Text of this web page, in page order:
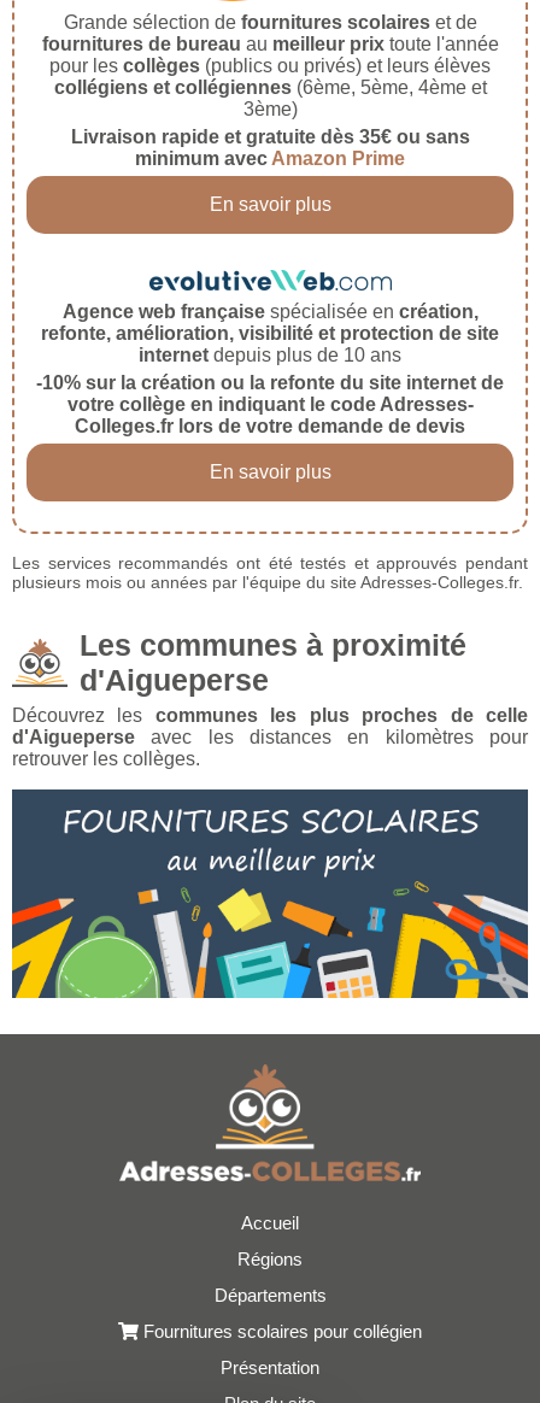
Grande sélection de fournitures scolaireset de
fournitures de bureau au meilleur prixtoute l'année
pour les collèges (publics ou privés) et leurs élèves
collégiens et collégiennes(6ème, 5ème, 4ème et
3ème)
Livraison rapide et gratuite dès 35€ ou sans
minimum avec Amazon Prime
En savoir plus
Agence web françaisespécialisée en création,
refonte, amélioration, visibilité et protection de site
internet depuis plus de 10 ans
-10% sur la création ou la refonte du site internet de
votre collège en indiquant le code Adresses-
Colleges.fr lors de votre demande de devis
En savoir plus
Les services recommandés ont été testés et approuvés pendant
plusieurs mois ou années par l'équipe du site Adresses-Colleges.fr.
Les communes à proximité
d'Aigueperse
Découvrez les communes les plus proches de celle
d'Aigueperse avec les distances en kilomètres pour
retrouver les collèges.
Accueil
Régions
Départements
Fournitures scolaires pour collégien
Présentation